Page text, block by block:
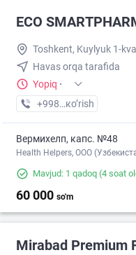
ECO
Toshkent, Kuylyuk 1-
Havas orqa tarafida
Yopiq ·
+998 (77) XXX-XX-XX
кo’rish
Вермихелп, капс. №48
Health Helpers, OOO
Mavjud: 1 qadoq (4 soat
60 000 so'm
Mirabad Premium